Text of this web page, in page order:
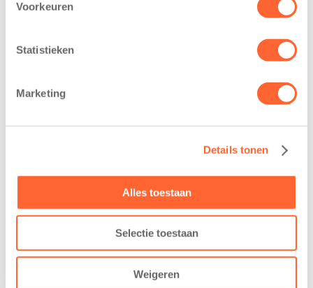
Voorkeuren
Statistieken
Marketing
Details tonen
Alles toestaan
Selectie toestaan
Weigeren
We zorgen dat kinderen veilig bij ons op de
opvang komen. Dat betekent dat we kinderen
wanneer de BSO in hetzelfde gebouw is
gevestigd.